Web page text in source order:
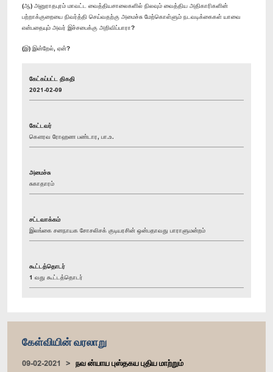
(ஆ) அனுராதபுரம் மாவட்ட வைத்தியசாலைகளில் நிலவும் வைத்திய அதிகாரிகளின்
பற்றாக்குறையை நிவர்த்தி செய்வதற்கு அமைச்சு மேற்கொள்ளும் நடவடிக்கைகள் யாவை
என்பதையும் அவர் இச்சபைக்கு அறிவிப்பாரா?
(இ) இன்றேல், ஏன்?
கேட்கப்பட்ட திகதி
2021-02-09
கேட்டவர்
கௌரவ ரோஹண பண்டார, பா.உ.
அமைச்சு
சுகாதாரம்
சட்டவாக்கம்
இலங்கை சனநாயக சோசலிசக் குடியரசின் ஒன்பதாவது பாராளுமன்றம்
கூட்டத்தொடர்
1 வது கூட்டத்தொடர்
கேள்வியின் வரலாறு
09-02-2021
நவ ன்யாய புஸ்தகய புதிய மாற்றும்